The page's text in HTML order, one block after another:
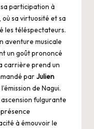
participation à
, où sa virtuosité et sa
les téléspectateurs.
aventure musicale
un goût prononcé
carrière prend un
parJulien
de Nagui.
fulgurante
à émouvoir le